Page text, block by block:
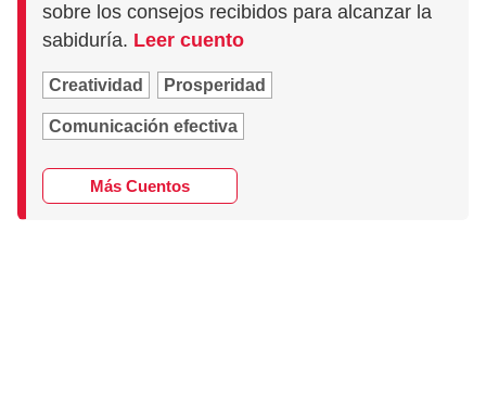
sobre los consejos recibidos para alcanzar la
sabiduría. Leer cuento
Creatividad Prosperidad
Comunicación efectiva
Más Cuentos